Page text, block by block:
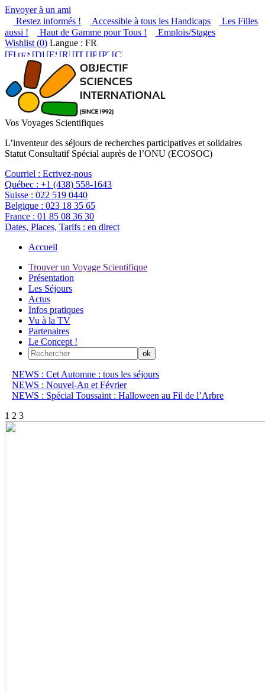
Envoyer à un ami
Restez informés !
Accessible à tous les Handicaps
Les Filles
aussi !
Haut de Gamme pour Tous !
Emplois/Stages
Wishlist (0) Langue : FR
Vos Voyages Scientifiques
L’inventeur des séjours de recherches participatives et solidaires
Statut Consultatif Spécial auprès de l’ONU (ECOSOC)
Courriel : Ecrivez-nous
Québec : +1 (438) 558-1643
Suisse : 022 519 0440
Belgique : 023 18 35 65
France : 01 85 08 36 30
Dates, Places, Tarifs : en direct
Accueil
Trouver un Voyage Scientifique
Présentation
Les Séjours
Actus
Infos pratiques
Vu à la TV
Partenaires
Le Concept !
NEWS : Cet Automne : tous les séjours
NEWS : Nouvel-An et Février
NEWS : Spécial Toussaint : Halloween au Fil de l’Arbre
1 2 3